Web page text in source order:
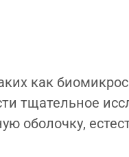
как
тщательное
оболочку,